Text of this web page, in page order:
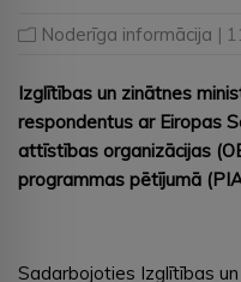
Noderīga informācija |
Izglītības un zinātnes
respondentus ar Eiropas
attīstības organizācijas
programmas pētījumā
Sadarbojoties Izglītības